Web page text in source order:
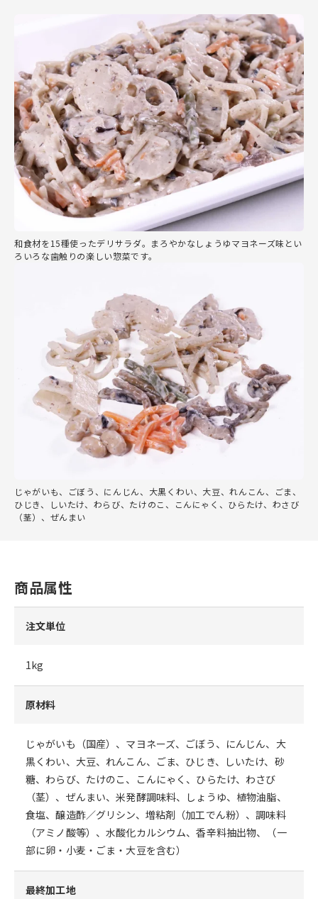
和食材を15種使ったデリサラダ。まろやかなしょうゆマヨネーズ味とい
ろいろな歯触りの楽しい惣菜です。
じゃがいも、ごぼう、にんじん、大黒くわい、大豆、れんこん、ごま、
ひじき、しいたけ、わらび、たけのこ、こんにゃく、ひらたけ、わさび
（茎）、ぜんまい
商品属性
注文単位
1kg
原材料
じゃがいも（国産）、マヨネーズ、ごぼう、にんじん、大
黒くわい、大豆、れんこん、ごま、ひじき、しいたけ、砂
糖、わらび、たけのこ、こんにゃく、ひらたけ、わさび
（茎）、ぜんまい、米発酵調味料、しょうゆ、植物油脂、
食塩、醸造酢／グリシン、増粘剤（加工でん粉）、調味料
（アミノ酸等）、水酸化カルシウム、香辛料抽出物、（一
部に卵・小麦・ごま・大豆を含む）
最終加工地